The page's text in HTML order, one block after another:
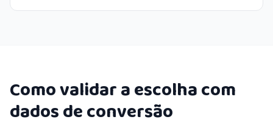
Como validar a escolha com
dados de conversão